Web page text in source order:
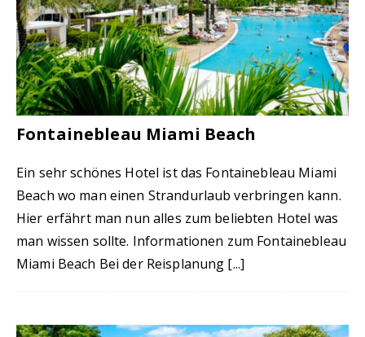
Fontainebleau Miami Beach
Ein sehr schönes Hotel ist das Fontainebleau Miami
Beach wo man einen Strandurlaub verbringen kann.
Hier erfährt man nun alles zum beliebten Hotel was
man wissen sollte. Informationen zum Fontainebleau
Miami Beach Bei der Reisplanung [...]